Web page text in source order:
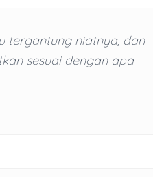
tergantung niatnya, dan
sesuai dengan apa